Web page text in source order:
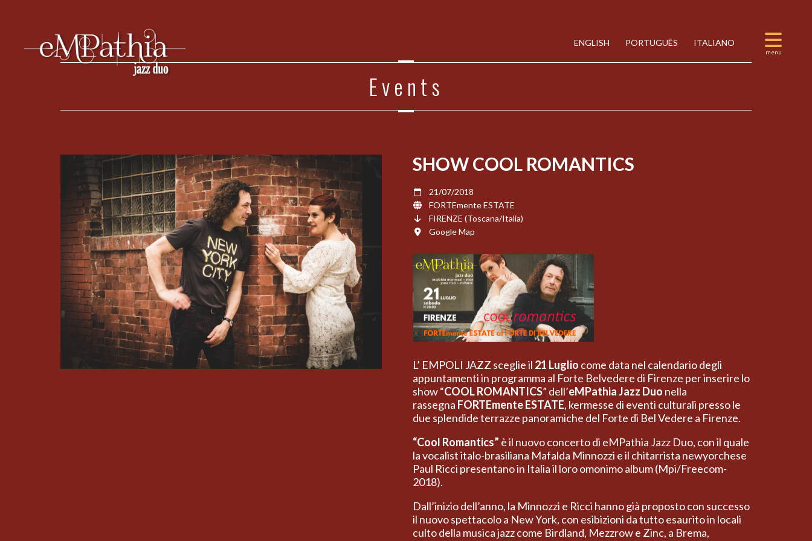
ENGLISH PORTUGUÊS ITALIANO
Events
SHOW COOL ROMANTICS
21/07/2018
FORTEmente ESTATE
FIRENZE (Toscana/Italia)
Google Map
L’ EMPOLI JAZZ sceglie il 21 Luglio come data nel calendario degli
appuntamenti in programma al Forte Belvedere di Firenze per inserire lo
show “COOL ROMANTICS” dell’eMPathia Jazz Duo nella
rassegna FORTEmente ESTATE, kermesse di eventi culturali presso le
due splendide terrazze panoramiche del Forte di Bel Vedere a Firenze.
“Cool Romantics” è il nuovo concerto di eMPathia Jazz Duo, con il quale
la vocalist italo-brasiliana Mafalda Minnozzi e il chitarrista newyorchese
Paul Ricci presentano in Italia il loro omonimo album (Mpi/Freecom-
2018).
Dall’inizio dell’anno, la Minnozzi e Ricci hanno già proposto con successo
il nuovo spettacolo a New York, con esibizioni da tutto esaurito in locali
culto della musica jazz come Birdland, Mezzrow e Zinc, a Brema,